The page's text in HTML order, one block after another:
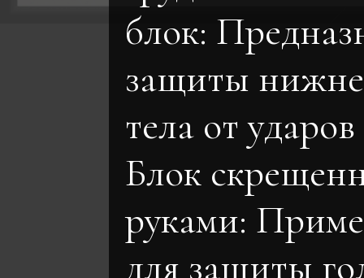
блок:
защиты
тела от
Блок
руками:
для защиты